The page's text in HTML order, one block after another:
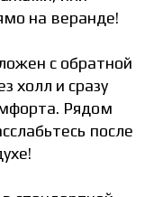
на веранде!
с обратной
холл и сразу
Рядом
после